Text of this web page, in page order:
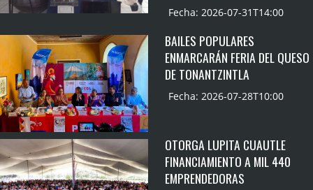
Fecha: 2026-07-31T14:00
BAILES POPULARES
ENMARCARÁN FERIA DEL QUESO
DE TONANTZINTLA
Fecha: 2026-07-28T10:00
OTORGA LUPITA CUAUTLE
FINANCIAMIENTO A MIL 440
EMPRENDEDORAS